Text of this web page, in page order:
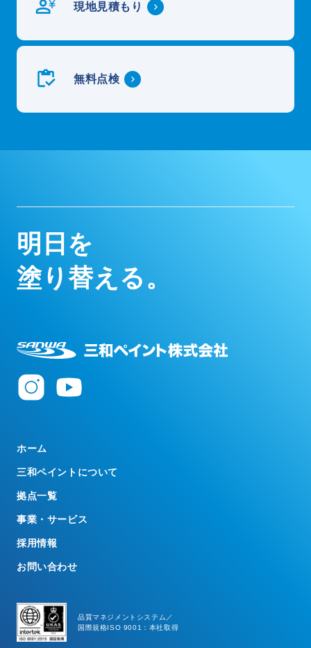
現地見積もり
無料点検
明 日 を
塗り替え る。
ホーム
三和ペイントについて
拠点一覧
事業・サービス
採用情報
お問い合わせ
品質マネジメントシステム／
国際規格ISO 9001：本社取得